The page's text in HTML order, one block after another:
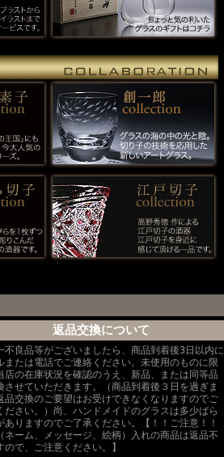
返品交換について
不良品等がございましたら、商品到着後3日以内に
または電話でご連絡ください。未使用のものに限
店の在庫状況を確認のうえ、新品、または同等品
させていただきます。（商品到着後３日を過ぎま
品交換のご要望はお受けできなくなりますのでご
ださい。）尚、ハンドメイドのグラスは多少ばら
ありますのでご了承ください。【！！ご注意！！
ネーム、メッセージ、絵柄）入れの商品は返品不
ので、ご注意ください。】